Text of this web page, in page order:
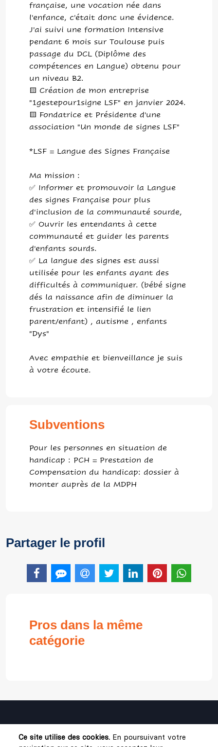
française, une vocation née dans
l'enfance, c'était donc une évidence.
J'ai suivi une formation Intensive
pendant 6 mois sur Toulouse puis
passage du DCL (Diplôme des
compétences en Langue) obtenu pour
un niveau B2.
🟨 Création de mon entreprise
"1gestepour1signe LSF" en janvier 2024.
🟨 Fondatrice et Présidente d'une
association "Un monde de signes LSF"
*LSF = Langue des Signes Française
Ma mission :
✅ Informer et promouvoir la Langue
des signes Française pour plus
d'inclusion de la communauté sourde,
✅ Ouvrir les entendants à cette
communauté et guider les parents
d'enfants sourds.
✅ La langue des signes est aussi
utilisée pour les enfants ayant des
difficultés à communiquer. (bébé signe
dés la naissance afin de diminuer la
frustration et intensifié le lien
parent/enfant) , autisme , enfants
"Dys"
Avec empathie et bienveillance je suis
à votre écoute.
Subventions
Pour les personnes en situation de
handicap : PCH = Prestation de
Compensation du handicap: dossier à
monter auprès de la MDPH
Partager le profil
Pros dans la même
catégorie
Ce site utilise des cookies. En poursuivant votre